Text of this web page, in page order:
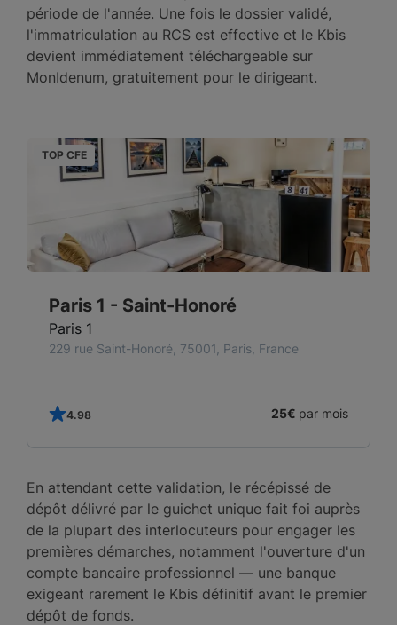
période de l'année. Une fois le dossier validé,
l'immatriculation au RCS est effective et le Kbis
devient immédiatement téléchargeable sur
MonIdenum, gratuitement pour le dirigeant.
TOP CFE
Paris 1 - Saint-Honoré
Paris 1
229 rue Saint-Honoré, 75001, Paris, France
4.98 25€ par mois
En attendant cette validation, le récépissé de
dépôt délivré par le guichet unique fait foi auprès
de la plupart des interlocuteurs pour engager les
premières démarches, notamment l'ouverture d'un
compte bancaire professionnel — une banque
exigeant rarement le Kbis définitif avant le premier
dépôt de fonds.